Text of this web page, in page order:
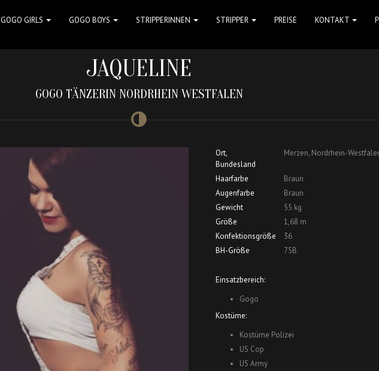
GOGO GIRLS GOGO BOYS STRIPPERINNEN STRIPPER PREISE KONTAKT
JAQUELINE
GOGO TÄNZERIN NORDRHEIN WESTFALEN
Ort,
Bundesland
Merzen, Nordrhein-
Haarfarbe
Braun
Augenfarbe
Braun
Gewicht
55 kg
Größe
1,68 m
Konfektionsgröße
36
BH-Größe
75B
Einsatzbereich:
Gogo
Kostüme:
Kostüme Polizei
US Cop
US Army